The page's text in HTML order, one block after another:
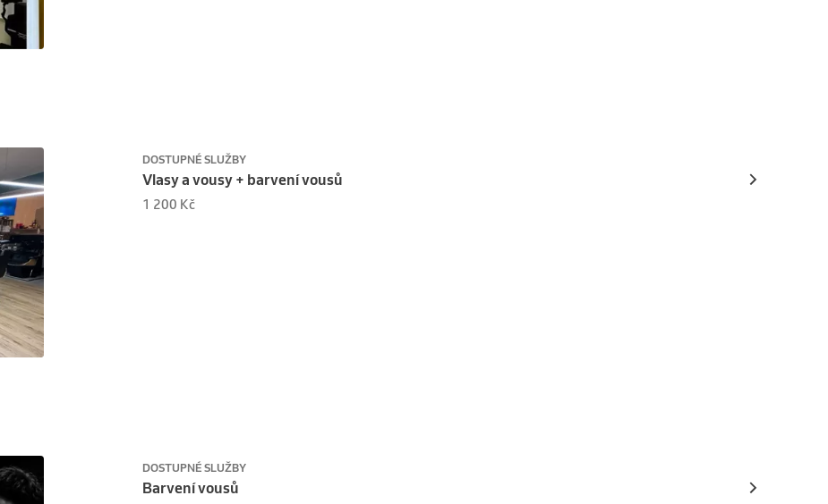
DOSTUPNÉ SLUŽBY
Vlasy a vousy + barvení vousů
1 200 Kč
DOSTUPNÉ SLUŽBY
Barvení vousů